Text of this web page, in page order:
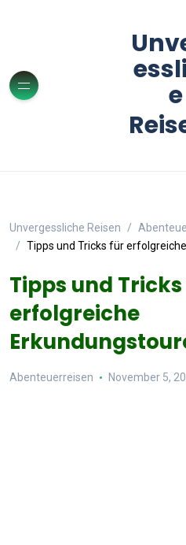
e
Unvergessliche Reisen
Tipps und Tricks für
Tipps und
erfolgreiche
Abenteuerreisen November 5,